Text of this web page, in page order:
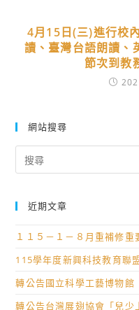
4月15日(三)進行校
讀、臺灣台語朗讀、
節次到教
網站搜尋
for:
近期文章
１１５－１－８月重補修重
115學年度新興科技教育聯
轉公告國立科學工藝博物
轉公告台灣展翅協會「兒少